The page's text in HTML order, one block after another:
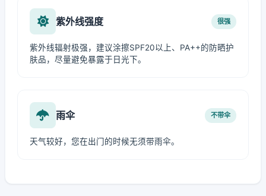
紫外线强度 很强
紫外线辐射极强，建议涂擦SPF20以上、PA++的防晒护
肤品，尽量避免暴露于日光下。
雨伞 不带伞
天气较好，您在出门的时候无须带雨伞。